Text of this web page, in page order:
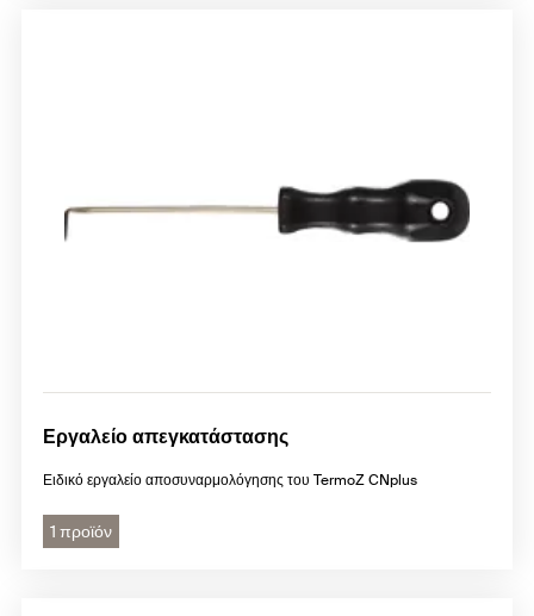
Εργαλείο απεγκατάστασης
Ειδικό εργαλείο αποσυναρμολόγησης του TermoZ CNplus
1 προϊόν